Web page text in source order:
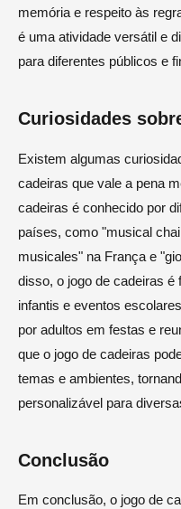
memória e respeito às
é uma atividade versátil e
para diferentes públicos e
Curiosidades
Existem algumas
cadeiras que vale a pena
cadeiras é conhecido por
países, como "musical
musicales" na França e
disso, o jogo de cadeiras é
infantis e eventos
por adultos em festas e
que o jogo de cadeiras
temas e ambientes,
personalizável para
Conclusão
Em conclusão, o jogo de